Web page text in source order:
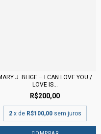
J. BLIGE – I CAN LOVE YOU /
LOVE IS...
R$200,00
2 x de R$100,00 sem juros